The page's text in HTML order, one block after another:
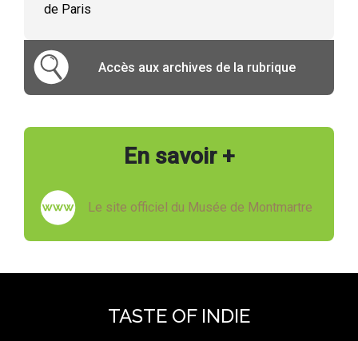
de Paris
Accès aux archives de la rubrique
En savoir +
Le site officiel du Musée de Montmartre
TASTE OF INDIE